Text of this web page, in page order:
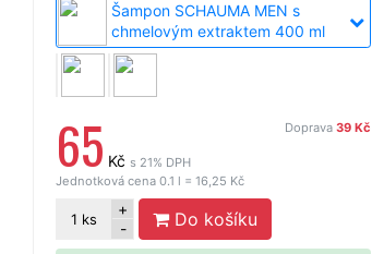
Šampon SCHAUMA MEN s
chmelovým extraktem 400 ml
Doprava 39 Kč
65 Kč s 21% DPH
Jednotková cena 0.1 l = 16,25 Kč
1 ks
+
-
Do košíku